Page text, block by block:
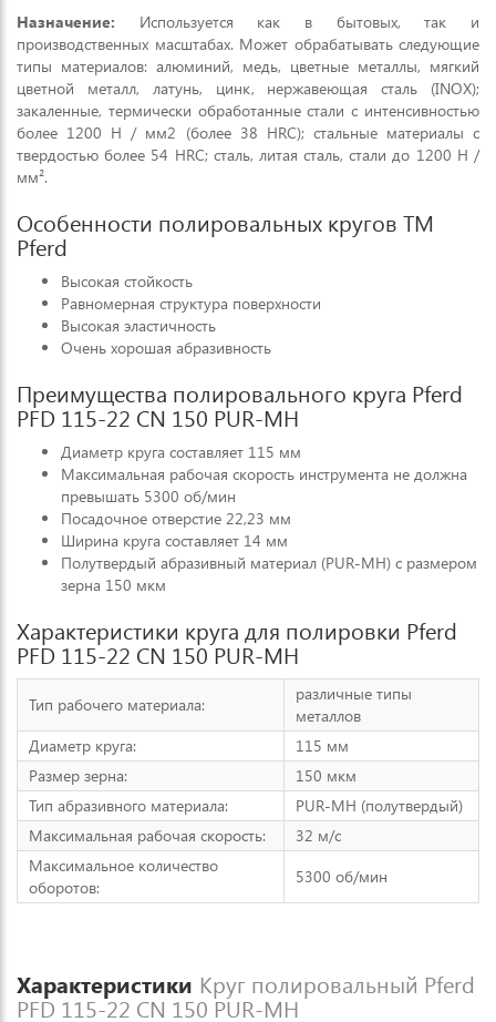
Назначение: Используется как в бытовых, так и
производственных масштабах. Может обрабатывать следующие
типы материалов: алюминий, медь, цветные металлы, мягкий
цветной металл, латунь, цинк, нержавеющая сталь (INOX);
закаленные, термически обработанные стали с интенсивностью
более 1200 Н / мм2 (более 38 HRC); стальные материалы с
твердостью более 54 HRC; сталь, литая сталь, стали до 1200 Н /
мм².
Особенности полировальных кругов ТМ
Pferd
Высокая стойкость
Равномерная структура поверхности
Высокая эластичность
Очень хорошая абразивность
Преимущества полировального круга Pferd
PFD 115-22 CN 150 PUR-MH
Диаметр круга составляет 115 мм
Максимальная рабочая скорость инструмента не должна
превышать 5300 об/мин
Посадочное отверстие 22,23 мм
Ширина круга составляет 14 мм
Полутвердый абразивный материал (PUR-MH) с размером
зерна 150 мкм
Характеристики круга для полировки Pferd
PFD 115-22 CN 150 PUR-MH
Тип рабочего материала:
различные типы
металлов
Диаметр круга:
115 мм
Размер зерна:
150 мкм
Тип абразивного материала:
PUR-MH (полутвердый)
Максимальная рабочая скорость:
32 м/с
Максимальное количество
оборотов:
5300 об/мин
Характеристики Круг полировальный Pferd
PFD 115-22 CN 150 PUR-MH